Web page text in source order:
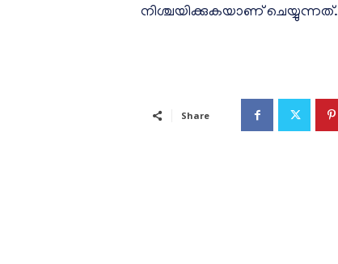
നിശ്ചയിക്കുകയാണ് ചെയ്യുന്നത്.
Share